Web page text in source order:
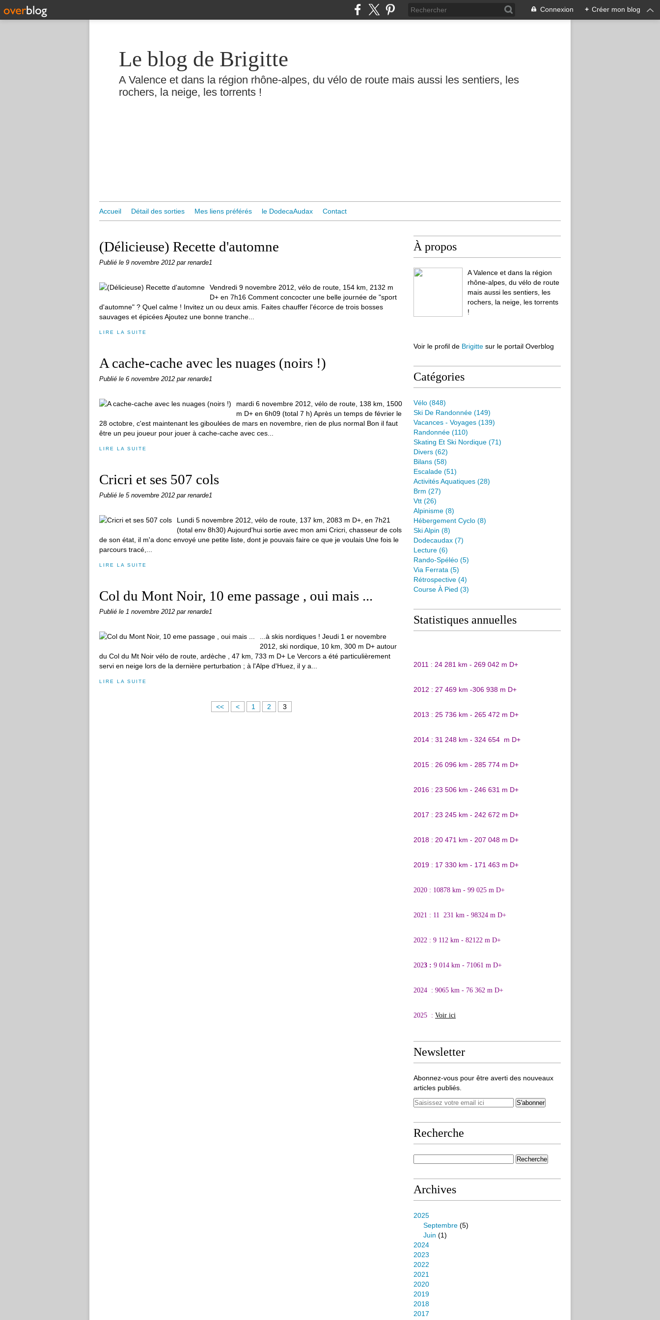
Connexion + Créer mon blog
Le blog de Brigitte
A Valence et dans la région rhône-alpes, du vélo de route mais aussi les sentiers, les
rochers, la neige, les torrents !
Accueil Détail des sorties Mes liens préférés le DodecaAudax Contact
(Délicieuse) Recette d'automne
Publié le 9 novembre 2012 par renarde1
Vendredi 9 novembre 2012, vélo de route, 154 km, 2132 m
D+ en 7h16 Comment concocter une belle journée de "sport
d'automne" ? Quel calme ! Invitez un ou deux amis. Faites chauffer l'écorce de trois bosses
sauvages et épicées Ajoutez une bonne tranche...
LIRE LA SUITE
A cache-cache avec les nuages (noirs !)
Publié le 6 novembre 2012 par renarde1
mardi 6 novembre 2012, vélo de route, 138 km, 1500
m D+ en 6h09 (total 7 h) Après un temps de février le
28 octobre, c'est maintenant les giboulées de mars en novembre, rien de plus normal Bon il faut
être un peu joueur pour jouer à cache-cache avec ces...
LIRE LA SUITE
Cricri et ses 507 cols
Publié le 5 novembre 2012 par renarde1
Lundi 5 novembre 2012, vélo de route, 137 km, 2083 m D+, en 7h21
(total env 8h30) Aujourd'hui sortie avec mon ami Cricri, chasseur de cols
de son état, il m'a donc envoyé une petite liste, dont je pouvais faire ce que je voulais Une fois le
parcours tracé,...
LIRE LA SUITE
Col du Mont Noir, 10 eme passage , oui mais ...
Publié le 1 novembre 2012 par renarde1
...à skis nordiques ! Jeudi 1 er novembre
2012, ski nordique, 10 km, 300 m D+ autour
du Col du Mt Noir vélo de route, ardèche , 47 km, 733 m D+ Le Vercors a été particulièrement
servi en neige lors de la dernière perturbation ; à l'Alpe d'Huez, il y a...
LIRE LA SUITE
<< < 1 2 3
À propos
A Valence et dans la région
rhône-alpes, du vélo de route
mais aussi les sentiers, les
rochers, la neige, les torrents
!
Voir le profil de Brigitte sur le portail Overblog
Catégories
Vélo (848)
Ski De Randonnée (149)
Vacances - Voyages (139)
Randonnée (110)
Skating Et Ski Nordique (71)
Divers (62)
Bilans (58)
Escalade (51)
Activités Aquatiques (28)
Brm (27)
Vtt (26)
Alpinisme (8)
Hébergement Cyclo (8)
Ski Alpin (8)
Dodecaudax (7)
Lecture (6)
Rando-Spéléo (5)
Via Ferrata (5)
Rétrospective (4)
Course À Pied (3)
Statistiques annuelles
2011 : 24 281 km - 269 042 m D+
2012 : 27 469 km -306 938 m D+
2013 : 25 736 km - 265 472 m D+
2014 : 31 248 km - 324 654 m D+
2015 : 26 096 km - 285 774 m D+
2016 : 23 506 km - 246 631 m D+
2017 : 23 245 km - 242 672 m D+
2018 : 20 471 km - 207 048 m D+
2019 : 17 330 km - 171 463 m D+
2020 : 10878 km - 99 025 m D+
2021 : 11 231 km - 98324 m D+
2022 : 9 112 km - 82122 m D+
2023 : 9 014 km - 71061 m D+
2024 : 9065 km - 76 362 m D+
2025 : Voir ici
Newsletter
Abonnez-vous pour être averti des nouveaux
articles publiés.
Recherche
Archives
2025
Septembre (5)
Juin (1)
2024
2023
2022
2021
2020
2019
2018
2017